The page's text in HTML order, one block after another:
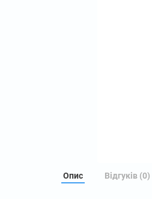
Опис Відгуків (0)